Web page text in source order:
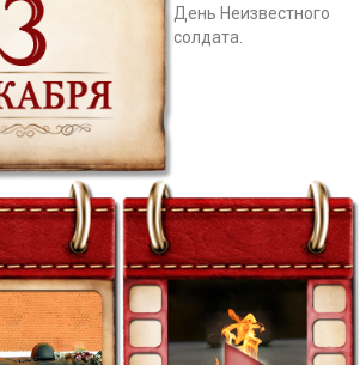
День Неизвестного
солдата.